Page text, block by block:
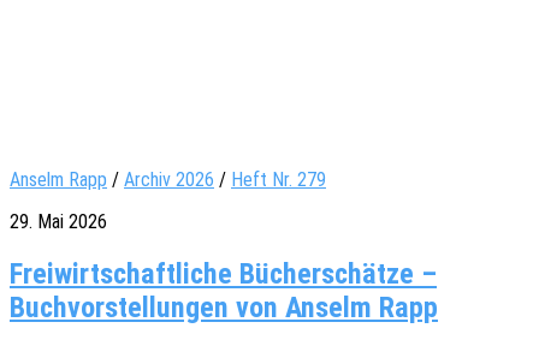
Anselm Rapp / Archiv 2026 / Heft Nr. 279
29. Mai 2026
Freiwirtschaftliche Bücherschätze –
Buchvorstellungen von Anselm Rapp